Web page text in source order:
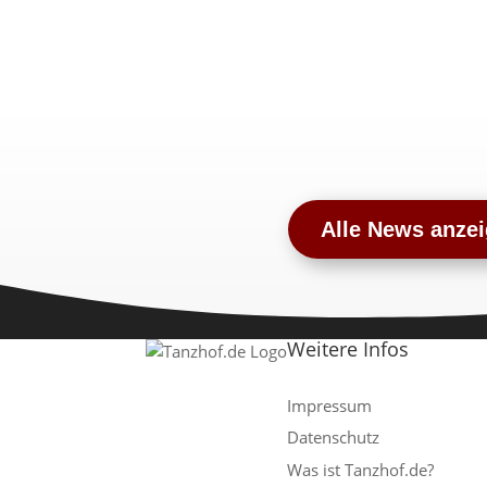
Alle News
Weitere Infos
Impressum
Datenschutz
Was ist Tanzhof.de?